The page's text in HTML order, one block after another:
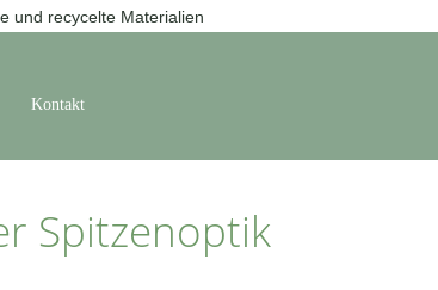
Kontakt
und recycelte Materialien
Spitzenoptik